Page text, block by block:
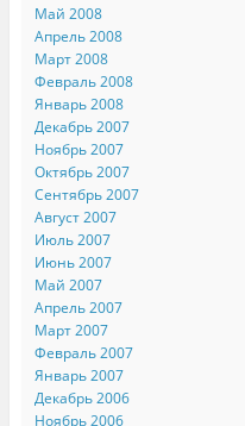
Май 2008
Апрель 2008
Март 2008
Февраль 2008
Январь 2008
Декабрь 2007
Ноябрь 2007
Октябрь 2007
Сентябрь 2007
Август 2007
Июль 2007
Июнь 2007
Май 2007
Апрель 2007
Март 2007
Февраль 2007
Январь 2007
Декабрь 2006
Ноябрь 2006